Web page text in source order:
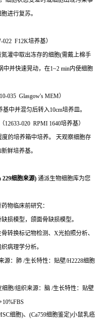
进行复苏。
022 F12K培养基）
灌中取出冻存的细胞(需戴上棉手
并快速晃动，在1~2 min内使细胞
035 Glasgow's MEM）
中并混匀后转入10cm培养皿。
12633-020 RPMI 1640培养基）
的培养箱中培养。 天观察细胞存
鲜培养基。
229细胞来源) 通派生物细胞库为您
物临床前研究：
损模型，颌面骨缺损模型。
转换标记物检测、X光拍照分析、
病理学分析。
源：肺 /生长特性：贴壁/H2228细胞
胞/组织来源：脑 /生长特性：贴壁
细胞)、(Ca759细胞鉴定)小鼠乳癌